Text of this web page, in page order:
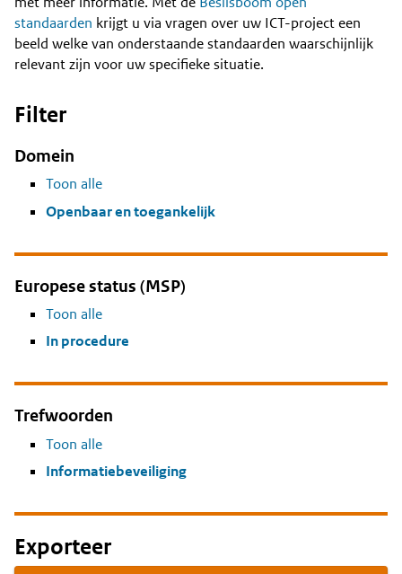
standaarden krijgt u via vragen over uw ICT-project een
beeld welke van onderstaande standaarden waarschijnlijk
relevant zijn voor uw specifieke situatie.
Filter
Domein
Toon alle
Openbaar en toegankelijk
Europese status (MSP)
Toon alle
In procedure
Trefwoorden
Toon alle
Informatiebeveiliging
Exporteer